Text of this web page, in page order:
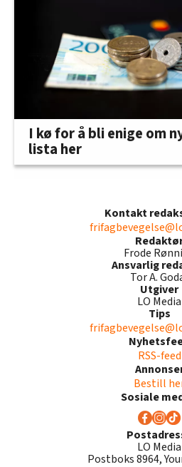
I kø for å bli enige om
lista her
Kontakt
Frode
Ansvarlig
Tor A.
Utgiver
LO Media
Tips
RSS-feed
Bestill
Sosiale
LO Media
Postboks 8964,